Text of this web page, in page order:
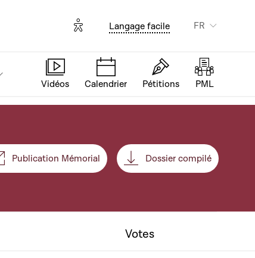
Options d'accessibilité
Langage facile FR
Vidéos Calendrier Pétitions PML
Publication Mémorial Dossier compilé
Votes